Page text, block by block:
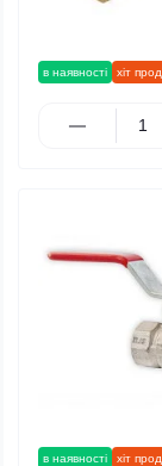
в наявності хіт
в наявності
хіт